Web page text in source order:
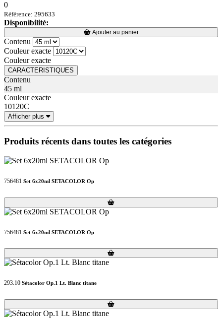
0
Référence: 295633
Disponibilité:
Loading...
Loading... Ajouter au panier
Contenu
Couleur exacte
Couleur exacte
CARACTERISTIQUES
Contenu
45 ml
Couleur exacte
10120C
Afficher plus
Produits récents dans toutes les catégories
756481 Set 6x20ml SETACOLOR Op
Loading...
Loading...
756481 Set 6x20ml SETACOLOR Op
Loading...
Loading...
293.10 Sétacolor Op.1 Lt. Blanc titane
Loading...
Loading...